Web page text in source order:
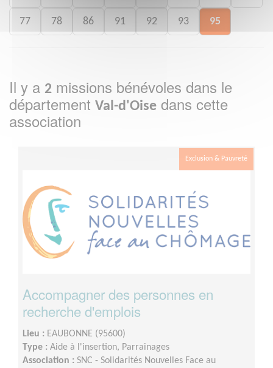
77 78 86 91 92 93 95
Il y a 2 missions bénévoles dans le
département Val-d'Oise dans cette
association
Exclusion & Pauvreté
Accompagner des personnes en
recherche d'emplois
Lieu : EAUBONNE (95600)
Type : Aide à l'insertion, Parrainages
Association : SNC - Solidarités Nouvelles Face au